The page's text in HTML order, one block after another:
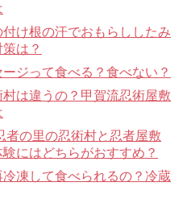
け根の汗でおもらししたみ
は？
ジって食べる？食べない？
は違うの？甲賀流忍術屋敷
者の里の忍術村と忍者屋敷
にはどちらがおすすめ？
凍して食べられるの？冷蔵